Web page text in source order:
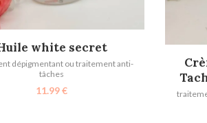
AJOUTER AU PANIER
white secret
dépigmentant ou traitement anti-
tâches
11.99€